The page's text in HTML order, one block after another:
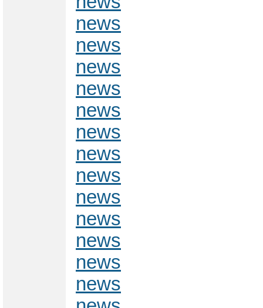
news
news
news
news
news
news
news
news
news
news
news
news
news